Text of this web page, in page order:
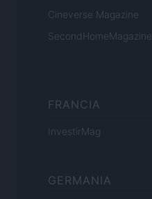
Cineverse Magazine
SecondHomeMagazine
FRANCIA
InvestirMag
GERMANIA